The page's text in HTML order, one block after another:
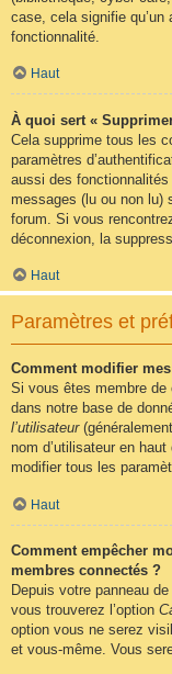
case, cela signifie
fonctionnalité.
Haut
À quoi sert «
Cela supprime tous les
paramètres
aussi des
messages (lu ou non lu)
forum. Si vous
déconnexion, la
Haut
Paramètres et
Comment modifier
Si vous êtes membre
dans notre base de
l’utilisateur
nom d’utilisateur en
modifier tous les
Haut
Comment empêcher
membres connectés ?
Depuis votre panneau
vous trouverez l’option
option vous ne serez
et vous-même. Vous